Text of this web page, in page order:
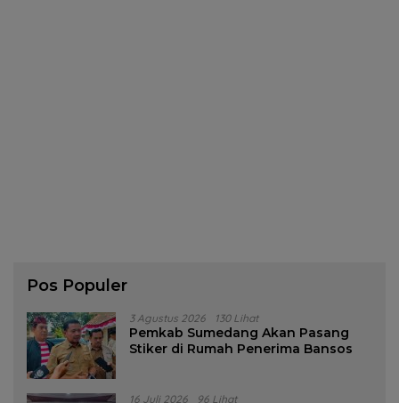
Pos Populer
3 Agustus 2026 130 Lihat
Pemkab Sumedang Akan Pasang
Stiker di Rumah Penerima Bansos
16 Juli 2026 96 Lihat